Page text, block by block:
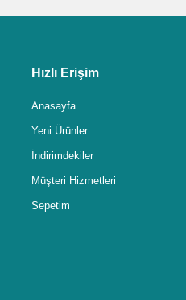
Hızlı Erişim
Anasayfa
Yeni Ürünler
İndirimdekiler
Müşteri Hizmetleri
Sepetim